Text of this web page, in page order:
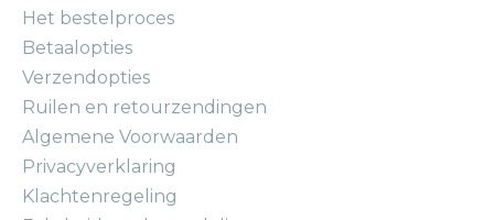
Het bestelproces
Betaalopties
Verzendopties
Ruilen en retourzendingen
Algemene Voorwaarden
Privacyverklaring
Klachtenregeling